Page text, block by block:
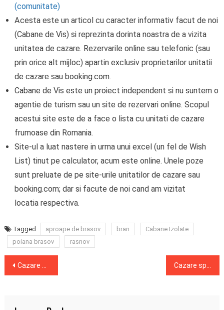
(comunitate)
Acesta este un articol cu caracter informativ facut de noi
(Cabane de Vis) si reprezinta dorinta noastra de a vizita
unitatea de cazare. Rezervarile online sau telefonic (sau
prin orice alt mijloc) apartin exclusiv proprietarilor unitatii
de cazare sau booking.com.
Cabane de Vis este un proiect independent si nu suntem o
agentie de turism sau un site de rezervari online. Scopul
acestui site este de a face o lista cu unitati de cazare
frumoase din Romania.
Site-ul a luat nastere in urma unui excel (un fel de Wish
List) tinut pe calculator, acum este online. Unele poze
sunt preluate de pe site-urile unitatilor de cazare sau
booking.com; dar si facute de noi cand am vizitat
locatia respectiva.
Tagged aproape de brasov bran
Cabane Izolate
poiana brasov
rasnov
Post
Cazare de poveste la Căsuța de Hobbit din Perișani, Vâlcea